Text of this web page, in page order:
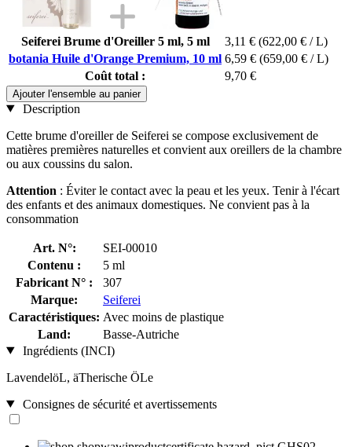
Seiferei Brume d'Oreiller 5 ml, 5 ml 3,11 € (622,00 € / L)
botania Huile d'Orange Premium, 10 ml 6,59 € (659,00 € / L)
Coût total :
9,70 €
Ajouter l'ensemble au panier
Description
Cette brume d'oreiller de Seiferei se compose exclusivement de
matières premières naturelles et convient aux oreillers de la chambre
ou aux coussins du salon.
Attention : Éviter le contact avec la peau et les yeux. Tenir à l'écart
des enfants et des animaux domestiques. Ne convient pas à la
consommation
Art. N°:
SEI-00010
Contenu :
5 ml
Fabricant N° :
307
Marque:
Seiferei
Caractéristiques: Avec moins de plastique
Land:
Basse-Autriche
Ingrédients (INCI)
LavendelöL, äTherische ÖLe
Consignes de sécurité et avertissements